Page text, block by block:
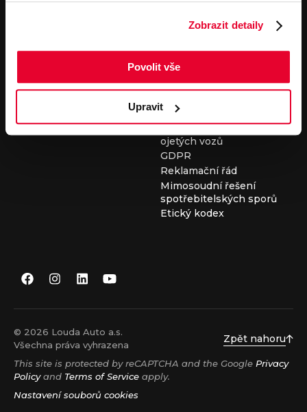
Zobrazit detaily
Povolit vše
Upravit
Servis
Cookies
Všeobecné obchodní
podmínky pro online
vozidel
Všeobecné obchodní
podmínky pro provádění
servisních prací
Všeobecné obchodní
podmínky při nákupu
ojetých vozů
GDPR
Reklamační řád
Mimosoudní řešení
spotřebitelských sporů
Etický kodex
© 2026 Louda Auto a.s.
Všechna práva vyhrazena
Zpět nahoru
This site is protected by reCAPTCHA and the Google Privacy
Policyand Terms of Service apply.
Nastavení souborů cookies